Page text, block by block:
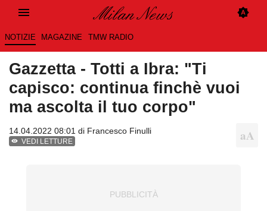
NOTIZIE MAGAZINE TMW RADIO
Gazzetta - Totti a Ibra: "Ti
capisco: continua finchè vuoi
ma ascolta il tuo corpo"
14.04.2022 08:01 di Francesco Finulli
VEDI LETTURE